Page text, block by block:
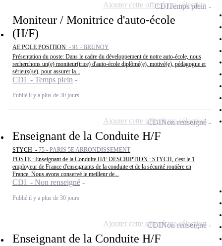
Moniteur / Monitrice d'auto-école
(H/F)
AE POLE POSITION - 91 - BRUNOY
Présentation du poste: Dans le cadre du développement de notre auto-école, nous
recherchons un(e) moniteur(trice) d'auto-école diplômé(e), motivé(e), pédagogue et
sérieux(se), pour assurer la...
CDI - Temps plein
Publié il y a plus de 30 jours
CDITemps plein
Ajouter cette offre à ma sélection
Enseignant de la Conduite H/F
STYCH - 75 - PARIS 5E ARRONDISSEMENT
POSTE : Enseignant de la Conduite H/F DESCRIPTION : STYCH, c'est le 1
employeur de France d'enseignants de la conduite et de la sécurité routière en
France. Nous avons conservé le meilleur de...
CDI - Non renseigné
Publié il y a plus de 30 jours
CDINon renseigné
Ajouter cette offre à ma sélection
Enseignant de la Conduite H/F
CDINon renseigné
Ajouter cette offre à ma sélection